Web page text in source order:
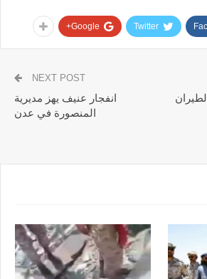
Twitter
Google+
NEXT POST
انفجار عنيف يهز مديرية
المنصورة في عدن